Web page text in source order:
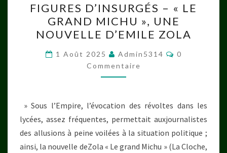
D’INSURGÉS
–
« LE
GRAND
MICHU »,
UNE
D’EMILE
ZOLA
FIGURES D’INSURGÉS – « LE
GRAND MICHU », UNE
NOUVELLE D’EMILE ZOLA
1 Août 2025 Admin5314
0
Commentaire
» Sous l’Empire, l’évocation des révoltes dans les
lycées, assez fréquentes, permettait auxjournalistes
des allusions à peine voilées à la situation politique ;
ainsi, la nouvelle deZola « Le grand Michu » (La Cloche,